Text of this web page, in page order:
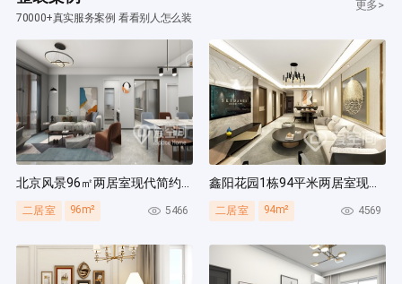
70000+真实服务案例 看看别人怎么装
更多>
北京风景96㎡两居室现代简约风装修案例
二居室 96m² 5466
鑫阳花园1栋94平米两居室现代简约风装修案例
二居室 94m² 4569